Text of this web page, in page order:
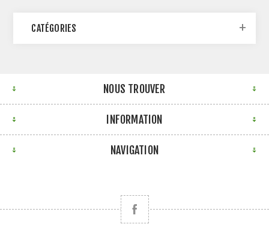
CATÉGORIES
NOUS TROUVER
INFORMATION
NAVIGATION